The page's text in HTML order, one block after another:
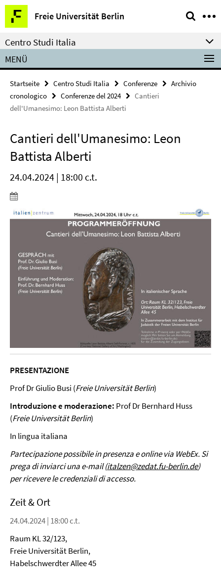
Springe
direkt
zu
Inhalt
Freie Universität Berlin
Service-
Navigation
Centro Studi Italia
MENÜ
Startseite Centro Studi Italia Conferenze
Archivio
cronologico
Conferenze del 2024
Cantieri
dell'Umanesimo: Leon Battista Alberti
Cantieri dell'Umanesimo: Leon
Battista Alberti
24.04.2024 | 18:00 c.t.
PRESENTAZIONE
Prof Dr Giulio Busi (Freie Universität Berlin)
Introduzione e moderazione: Prof Dr Bernhard Huss
(Freie Universität Berlin)
In lingua italiana
Partecipazione possibile in presenza e online via WebEx. Si
prega di inviarci una e-mail (italzen@zedat.fu-berlin.de)
per ricevere le credenziali di accesso.
Zeit & Ort
24.04.2024 | 18:00 c.t.
Raum KL 32/123,
Freie Universität Berlin,
Habelschwerdter Allee 45